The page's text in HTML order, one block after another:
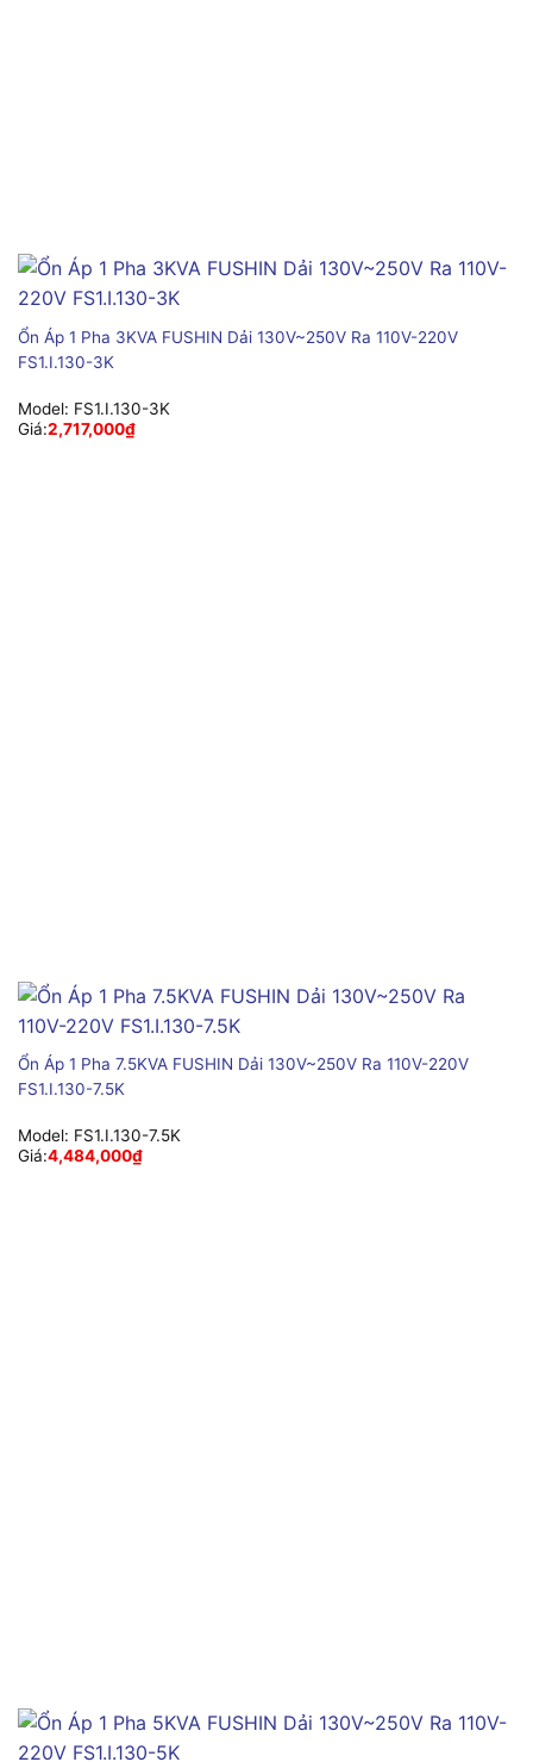
Ổn Áp 1 Pha 3KVA FUSHIN Dải 130V~250V Ra 110V-220V
FS1.I.130-3K
Model: FS1.I.130-3K
Giá:2,717,000₫
Ổn Áp 1 Pha 7.5KVA FUSHIN Dải 130V~250V Ra 110V-220V
FS1.I.130-7.5K
Model: FS1.I.130-7.5K
Giá:4,484,000₫